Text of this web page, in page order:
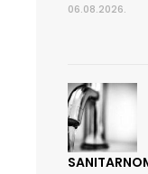
06.08.2026.